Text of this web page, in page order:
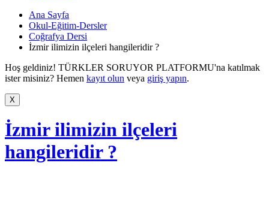
Ana Sayfa
Okul-Eğitim-Dersler
Coğrafya Dersi
İzmir ilimizin ilçeleri hangileridir ?
Hoş geldiniz! TÜRKLER SORUYOR PLATFORMU'na katılmak
ister misiniz? Hemen kayıt olun veya giriş yapın.
İzmir ilimizin ilçeleri
hangileridir ?